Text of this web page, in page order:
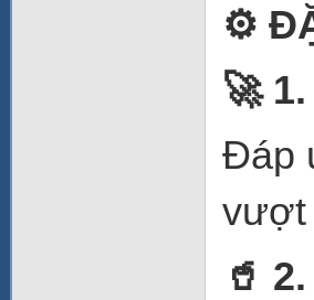
⚙️
🚀1.
Đáp
vượt
🥤